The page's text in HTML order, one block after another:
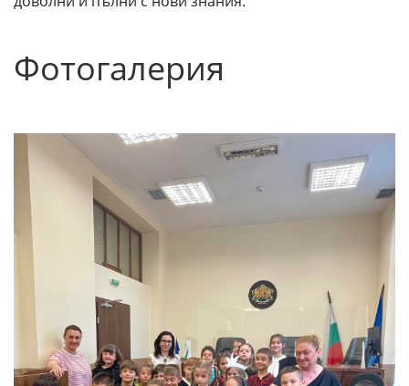
Фотогалерия